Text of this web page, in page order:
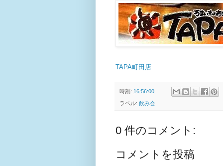
TAPA町田店
時刻: 16:56:00
ラベル: 飲み会
0 件のコメント:
コメントを投稿